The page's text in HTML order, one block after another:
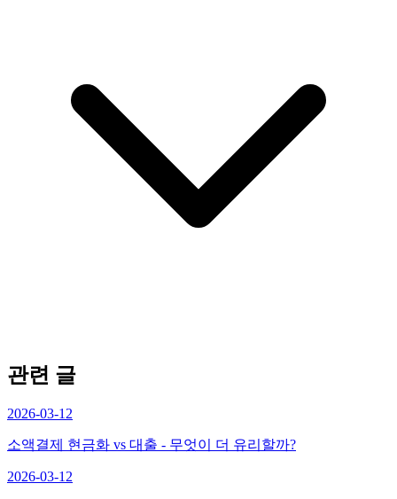
관련 글
2026-03-12
소액결제 현금화 vs 대출 - 무엇이 더 유리할까?
2026-03-12